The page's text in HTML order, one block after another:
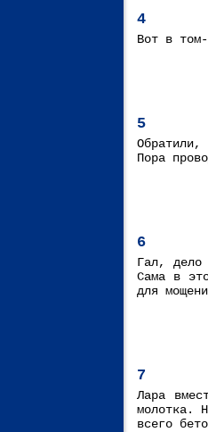
4
Вот в
5
Пора
6
Гал, дело
Сама в
для
7
Лара
молотка.
всего